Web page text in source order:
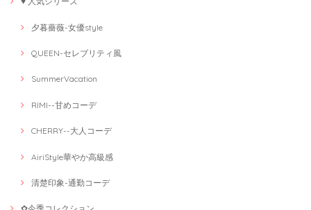
夕暮薔薇-女優style
QUEEN-セレブリティ風
SummerVacation
RIMI--甘めコーデ
CHERRY--大人コーデ
AiriStyle華やか高級感
清楚印象-通勤コーデ